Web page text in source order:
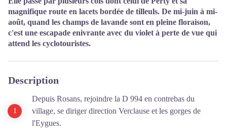
magnifique route en lacets bordée de tilleuls. De mi-juin à mi-
août, quand les champs de lavande sont en pleine floraison,
c'est une escapade enivrante avec du violet à perte de vue qui
attend les cyclotouristes.
Description
Depuis Rosans, rejoindre la D 994 en contrebas du
village, se diriger direction Verclause et les gorges de
l'Eygues.